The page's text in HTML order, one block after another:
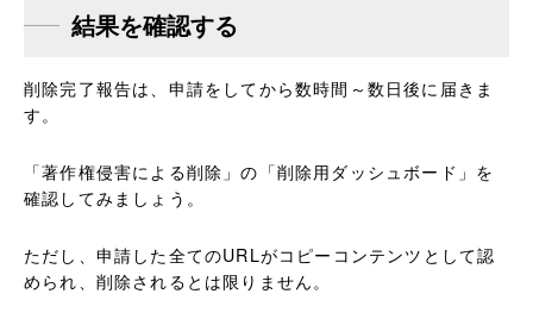
結果を確認する
削除完了報告は、申請をしてから数時間～数日後に届きま
す。
「著作権侵害による削除」の「削除用ダッシュボード」を
確認してみましょう。
ただし、申請した全てのURLがコピーコンテンツとして認
められ、削除されるとは限りません。